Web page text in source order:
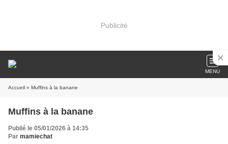
Publicité
MENU
Accueil » Muffins à la banane
Muffins à la banane
Publié le 05/01/2026 à 14:35
Par mamiechat